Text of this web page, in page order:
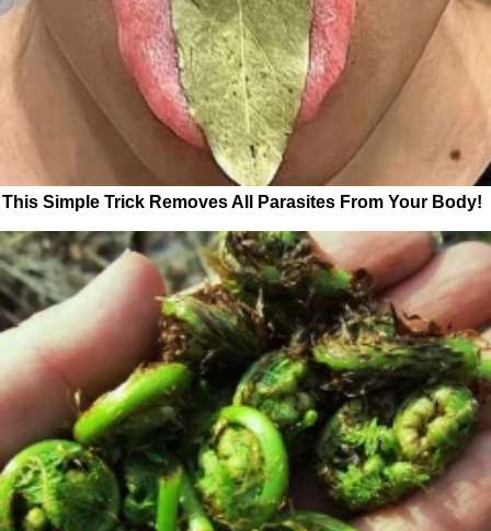
This Simple Trick Removes All Parasites From Your Body!